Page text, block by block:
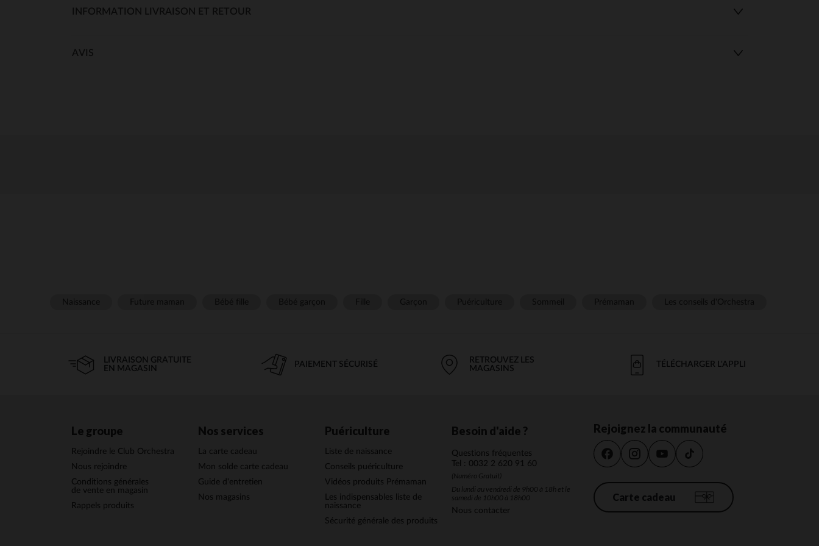
INFORMATION LIVRAISON ET RETOUR
AVIS
LIVRAISON GRATUITE
EN MAGASIN
PAIEMENT SÉCURISÉ
RETROUVEZ LES
MAGASINS
TÉLÉCHARGER L'APPLI
Le groupe
Rejoindre le Club Orchestra
Nous rejoindre
Conditions générales
de vente en magasin
Rappels produits
Nos services
La carte cadeau
Mon solde carte cadeau
Guide d'entretien
Nos magasins
Puériculture
Liste de naissance
Conseils puériculture
Vidéos produits Prémaman
Les indispensables liste de
naissance
Sécurité générale des produits
Besoin d'aide ?
Questions fréquentes
Tel : 0032 2 620 91 60
(Numéro Gratuit)
Du lundi au vendredi de 9h00 à 18h et le
samedi de 10h00 à 18h00
Nous contacter
Rejoignez la communauté
Carte cadeau